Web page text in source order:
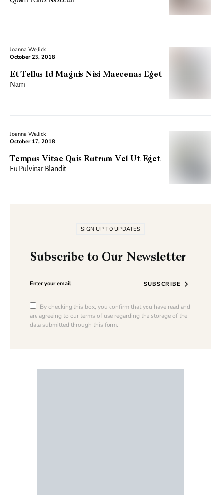
Joanna Wellick
October 23, 2018
Et Tellus Id Magnis Nisi Maecenas Eget
Nam
Joanna Wellick
October 17, 2018
Tempus Vitae Quis Rutrum Vel Ut Eget
Eu Pulvinar Blandit
SIGN UP TO UPDATES
Subscribe to Our Newsletter
SUBSCRIBE
By checking this box, you confirm that you have read and
are agreeing to our terms of use regarding the storage of the
data submitted through this form.